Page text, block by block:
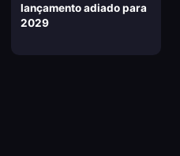
lançamento adiado para
2029